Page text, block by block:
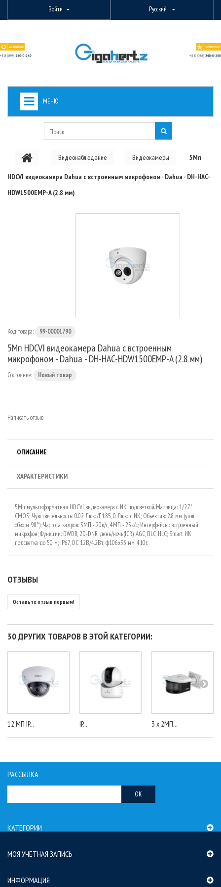
Войти Русский
МЕНЮ
PON ОБОРУДОВАНИЕ
Видеонаблюдение Видеокамеры 5Мп
HDCVI видеокамера Dahua с встроенным микрофоном - Dahua - DH-HAC-
HDW1500EMP-A (2.8 мм)
Код товара: 99-00001790
5Мп HDCVI видеокамера Dahua с встроенным
микрофоном - Dahua - DH-HAC-HDW1500EMP-A (2.8 мм)
Состояние: Новый товар
Написать отзыв
ОПИСАНИЕ
ХАРАКТЕРИСТИКИ
5Мп мультиформатная HDCVI видеокамера с ИК подсветкой. Матрица: 1/2.7"
CMOS; Чувствительность: 0.02 Люкс/F1.85, 0 Люкс с ИК; Объектив: 2.8 мм (угол
обзора 98°); Частота кадров: 5МП - 20к/с, 4МП - 25к/с; Интерфейсы: встроенный
микрофон; Функции: DWDR, 2D-DNR, день/ночь(ICR), AGC, BLC, HLC; Smart ИК
подсветка до 50 м; IP67, DC 12В/4.2Вт, ф106x93 мм, 410г.
ОТЗЫВЫ
Оставьте отзыв первым!
30 ДРУГИХ ТОВАРОВ В ЭТОЙ КАТЕГОРИИ:
12 МП IP... IP... 3 x 2МП...
РАССЫЛКА
OK
КАТЕГОРИИ
МОЯ УЧЕТНАЯ ЗАПИСЬ
ИНФОРМАЦИЯ